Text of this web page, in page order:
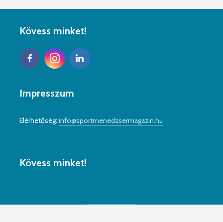
Kövess minket!
Impresszum
Elérhetőség: info@sportmenedzsermagazin.hu
Kövess minket!